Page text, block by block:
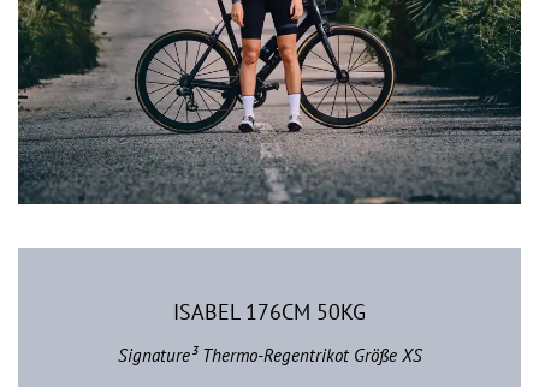
ISABEL 176CM 50KG
Signature³ Thermo-Regentrikot Größe XS